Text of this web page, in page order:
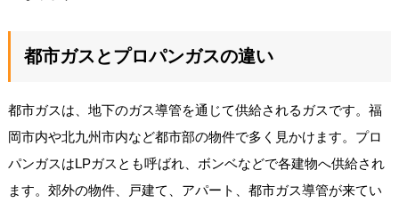
都市ガスとプロパンガスの違い
都市ガスは、地下のガス導管を通じて供給されるガスです。福
岡市内や北九州市内など都市部の物件で多く見かけます。プロ
パンガスはLPガスとも呼ばれ、ボンベなどで各建物へ供給され
ます。郊外の物件、戸建て、アパート、都市ガス導管が来てい